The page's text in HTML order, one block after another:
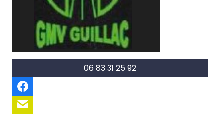
06 83 31 25 92